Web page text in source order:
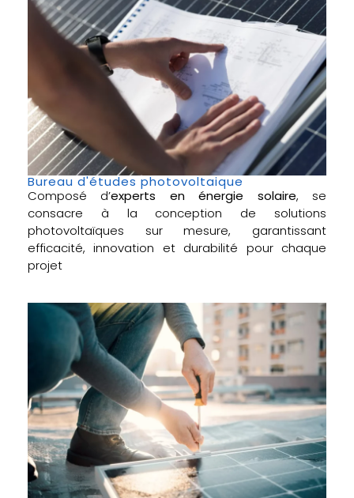
Bureau d'études photovoltaique
Composé d’experts en énergie solaire, se
consacre à la conception de solutions
photovoltaïques sur mesure, garantissant
efficacité, innovation et durabilité pour chaque
projet